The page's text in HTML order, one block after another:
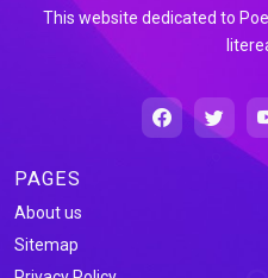
This website dedicated to
PAGES
About us
Sitemap